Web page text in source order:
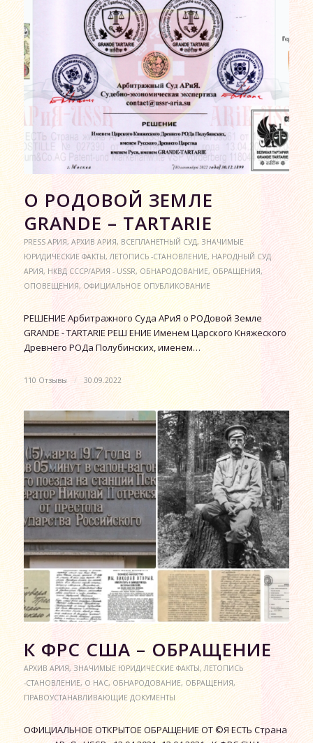
О РОДОВОЙ ЗЕМЛЕ
GRANDE – TARTARIE
PRESS АРИЯ, АРХИВ АРИЯ,ВСЕПЛАНЕТНЫЙ СУД,ЗНАЧИМЫЕ
ЮРИДИЧЕСКИЕ ФАКТЫ,ЛЕТОПИСЬ -СТАНОВЛЕНИЕ,НАРОДНЫЙ СУД
АРИЯ, НКВД СССР/АРИЯ - USSR,ОБНАРОДОВАНИЕ,ОБРАЩЕНИЯ,
ОПОВЕЩЕНИЯ,ОФИЦИАЛЬНОЕ ОПУБЛИКОВАНИЕ
РЕШЕНИЕ Арбитражного Суда АРиЯ о РОДовой Земле
GRANDE - TARTARIE РЕШ ЕНИЕ Именем Царского Княжеского
Древнего РОДа Полубинских, именем…
110 Отзывы / 30.09.2022
К ФРС США – ОБРАЩЕНИЕ
АРХИВ АРИЯ, ЗНАЧИМЫЕ ЮРИДИЧЕСКИЕ ФАКТЫ,ЛЕТОПИСЬ
-СТАНОВЛЕНИЕ, О НАС,ОБНАРОДОВАНИЕ,ОБРАЩЕНИЯ,
ПРАВОУСТАНАВЛИВАЮЩИЕ ДОКУМЕНТЫ
ОФИЦИАЛЬНОЕ ОТКРЫТОЕ ОБРАЩЕНИЕ ОТ ©Я ЕСТЬ Страна